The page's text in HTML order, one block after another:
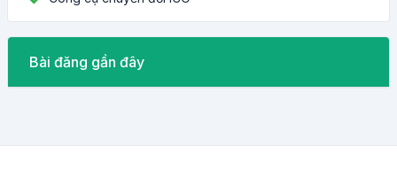
Bài đăng gần đây